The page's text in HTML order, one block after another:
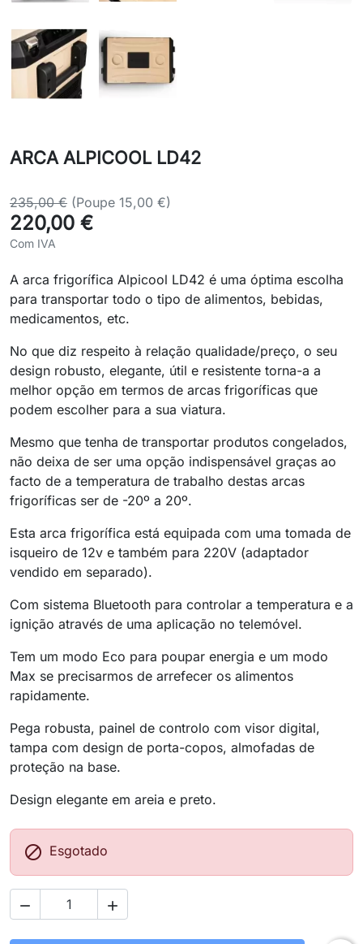
ARCA ALPICOOL LD42
235,00 € (Poupe 15,00 €)
220,00 €
Com IVA
A arca frigorífica Alpicool LD42 é uma óptima escolha
para transportar todo o tipo de alimentos, bebidas,
medicamentos, etc.
No que diz respeito à relação qualidade/preço, o seu
design robusto, elegante, útil e resistente torna-a a
melhor opção em termos de arcas frigoríficas que
podem escolher para a sua viatura.
Mesmo que tenha de transportar produtos congelados,
não deixa de ser uma opção indispensável graças ao
facto de a temperatura de trabalho destas arcas
frigoríficas ser de -20º a 20º.
Esta arca frigorífica está equipada com uma tomada de
isqueiro de 12v e também para 220V (adaptador
vendido em separado).
Com sistema Bluetooth para controlar a temperatura e a
ignição através de uma aplicação no telemóvel.
Tem um modo Eco para poupar energia e um modo
Max se precisarmos de arrefecer os alimentos
rapidamente.
Pega robusta, painel de controlo com visor digital,
tampa com design de porta-copos, almofadas de
proteção na base.
Design elegante em areia e preto.
 Esgotado
 